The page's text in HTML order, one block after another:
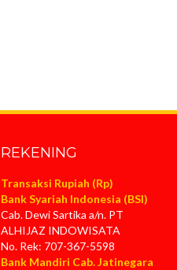
REKENING
Transaksi Rupiah (Rp)
Bank Syariah Indonesia (BSI)
Cab. Dewi Sartika a/n. PT
ALHIJAZ INDOWISATA
No. Rek: 707-367-5598
Bank Mandiri Cab. Jatinegara